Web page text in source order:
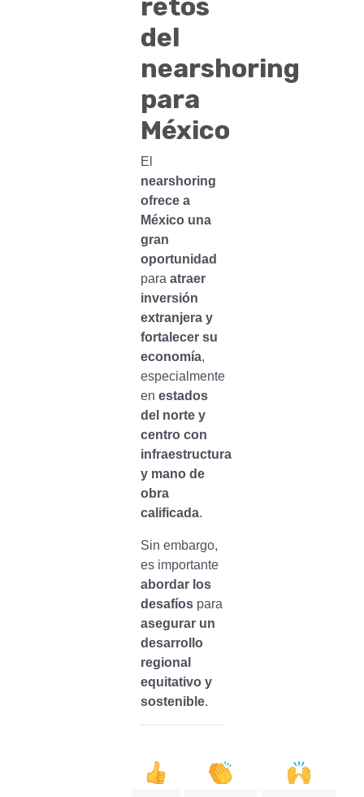
retos
del
nearshoring
para
México
El
nearshoring
ofrece a
México una
gran
oportunidad
para atraer
inversión
extranjera y
fortalecer su
economía,
especialmente
en estados
del norte y
centro con
infraestructura
y mano de
obra
calificada.
Sin embargo,
es importante
abordar los
desafíospara
asegurar un
desarrollo
regional
equitativo y
sostenible.